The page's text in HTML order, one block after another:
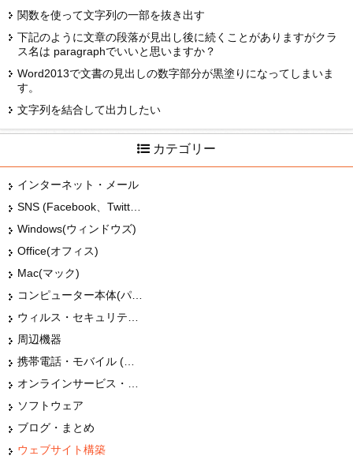
関数を使って文字列の一部を抜き出す
下記のように文章の段落が見出し後に続くことがありますがクラ
ス名は paragraphでいいと思いますか？
Word2013で文書の見出しの数字部分が黒塗りになってしまいま
す。
文字列を結合して出力したい
カテゴリー
インターネット・メール
Windows(ウィンドウズ)
Office(オフィス)
Mac(マック)
周辺機器
ソフトウェア
ブログ・まとめ
ウェブサイト構築